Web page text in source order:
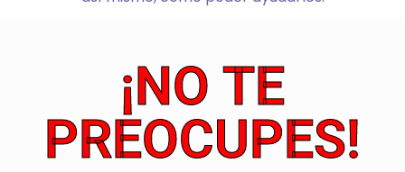
¡NO TE
PREOCUPES!